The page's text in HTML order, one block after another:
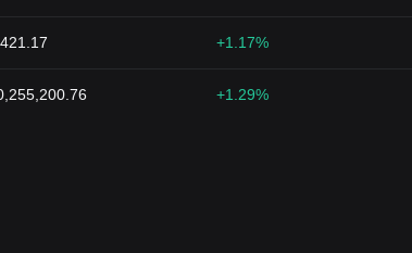
+1.17%
+1.29%